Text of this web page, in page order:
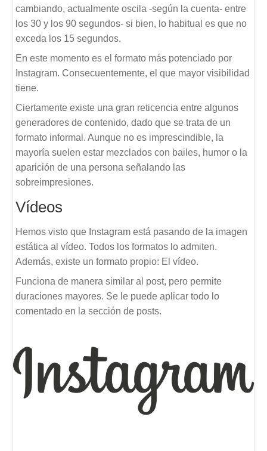
cambiando, actualmente oscila -según la cuenta- entre
los 30 y los 90 segundos- si bien, lo habitual es que no
exceda los 15 segundos.
En este momento es el formato más potenciado por
Instagram. Consecuentemente, el que mayor visibilidad
tiene.
Ciertamente existe una gran reticencia entre algunos
generadores de contenido, dado que se trata de un
formato informal. Aunque no es imprescindible, la
mayoría suelen estar mezclados con bailes, humor o la
aparición de una persona señalando las
sobreimpresiones.
Vídeos
Hemos visto que Instagram está pasando de la imagen
estática al vídeo. Todos los formatos lo admiten.
Además, existe un formato propio: El vídeo.
Funciona de manera similar al post, pero permite
duraciones mayores. Se le puede aplicar todo lo
comentado en la sección de posts.